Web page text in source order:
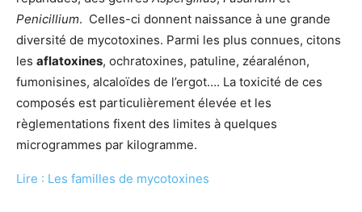
Penicillium. Celles-ci donnent naissance à une grande
diversité de mycotoxines. Parmi les plus connues, citons
les aflatoxines, ochratoxines, patuline, zéaralénon,
fumonisines, alcaloïdes de l’ergot…. La toxicité de ces
composés est particulièrement élevée et les
règlementations fixent des limites à quelques
microgrammes par kilogramme.
Lire : Les familles de mycotoxines